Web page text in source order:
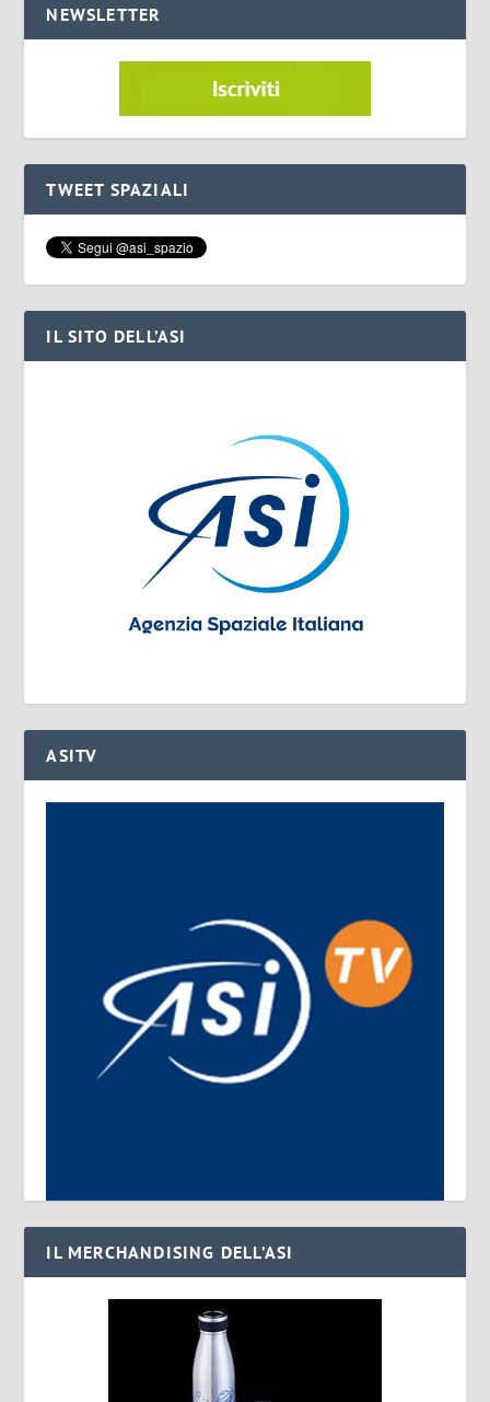
NEWSLETTER
TWEET SPAZIALI
IL SITO DELL’ASI
ASITV
IL MERCHANDISING DELL’ASI